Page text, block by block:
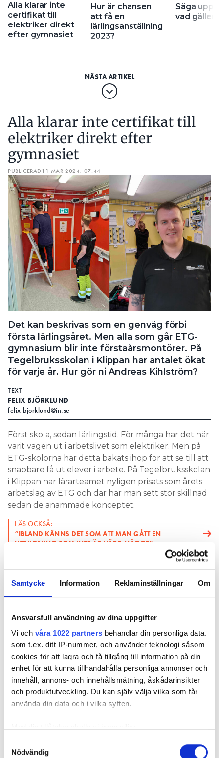
Samtycke Information Reklaminställningar Om
Ansvarsfull användning av dina uppgifter
Vi och våra 1022 partners behandlar din personliga data,
som t.ex. ditt IP-nummer, och använder teknologi såsom
cookies för att lagra och få tillgång till information på din
enhet för att kunna tillhandahålla personliga annonser och
innehåll, annons- och innehållsmätning, åskådarinsikter
och produktutveckling. Du kan själv välja vilka som får
använda din data och i vilka syften.
som kan ha en noggrannhet på upp till flera meter
Nödvändig
Alla klarar inte
certifikat till
elektriker direkt
efter gymnasiet
Hur är chansen
att få en
lärlingsanställning
2023?
Säga upp
vad gäller?
Alla klarar inte certifikat till
elektriker direkt efter
gymnasiet
PUBLICERAD 11 MAR 2024, 07:44
Det kan beskrivas som en genväg förbi
första lärlingsåret. Men alla som går ETG-
gymnasium blir inte förstaårsmontörer. På
Tegelbruksskolan i Klippan har antalet ökat
för varje år. Hur gör ni Andreas Kihlström?
TEXT
FELIX BJÖRKLUND
felix.bjorklund@in.se
Först skola, sedan lärlingstid. För många har det här
varit vägen ut i arbetslivet som elektriker. Men på
ETG-skolorna har detta bakats ihop för att se till att
snabbare få ut elever i arbete. På Tegelbruksskolan
i Klippan har lärarteamet nyligen prisats som årets
arbetslag av ETG och där har man sett stor skillnad
sedan de anammade konceptet.
LÄS OCKSÅ:
“IBLAND KÄNNS DET SOM ATT MAN GÅTT EN
UTBILDNING SOM INTE ÄR VÄRD NÅGOT”
TUFFT ATT FÅ PRAKTIKPLATS: ”LÄR DIG TA LITE SKIT”